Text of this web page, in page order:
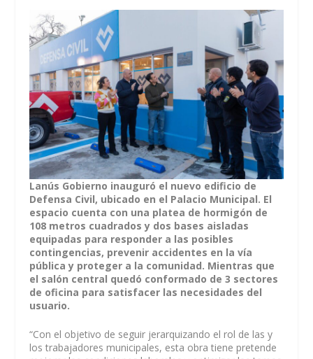
Lanús Gobierno inauguró el nuevo edificio de
Defensa Civil, ubicado en el Palacio Municipal. El
espacio cuenta con una platea de hormigón de
108 metros cuadrados y dos bases aisladas
equipadas para responder a las posibles
contingencias, prevenir accidentes en la vía
pública y proteger a la comunidad. Mientras que
el salón central quedó conformado de 3 sectores
de oficina para satisfacer las necesidades del
usuario.
“Con el objetivo de seguir jerarquizando el rol de las y
los trabajadores municipales, esta obra tiene pretende